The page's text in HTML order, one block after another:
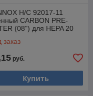
H/C 92017-11
CARBON PRE-
(08") для HEPA 20
заказ
руб.
Купить